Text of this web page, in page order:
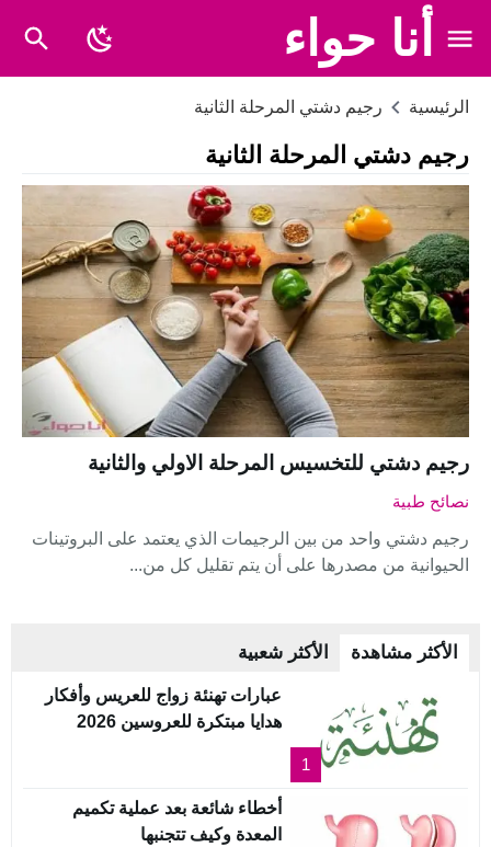
أنا حواء
الرئيسية رجيم دشتي المرحلة الثانية
رجيم دشتي المرحلة الثانية
رجيم دشتي للتخسيس المرحلة الاولي والثانية
نصائح طبية
رجيم دشتي واحد من بين الرجيمات الذي يعتمد على البروتينات
الحيوانية من مصدرها على أن يتم تقليل كل من...
الأكثر مشاهدة الأكثر شعبية
1
عبارات تهنئة زواج للعريس وأفكار
هدايا مبتكرة للعروسين 2026
أخطاء شائعة بعد عملية تكميم
المعدة وكيف تتجنبها